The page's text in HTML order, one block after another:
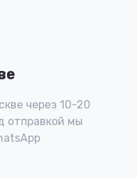
через 10-20
отправкой мы